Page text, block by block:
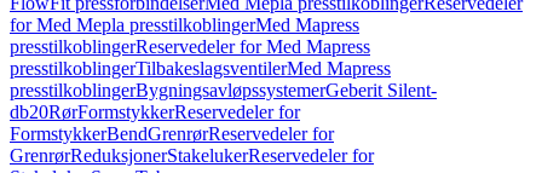
for Med Mepla presstilkoblingerMed Mapress
presstilkoblingerReservedeler for Med Mapress
presstilkoblingerTilbakeslagsventilerMed Mapress
presstilkoblingerBygningsavløpssystemerGeberit Silent-
db20RørFormstykkerReservedeler for
FormstykkerBendGrenrørReservedeler for
GrenrørReduksjonerStakelukerReservedeler for